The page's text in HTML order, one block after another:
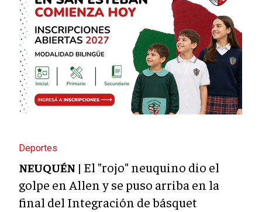
Deportes
NEUQUÉN | El "rojo" neuquino dio el
golpe en Allen y se puso arriba en la
final del Integración de básquet